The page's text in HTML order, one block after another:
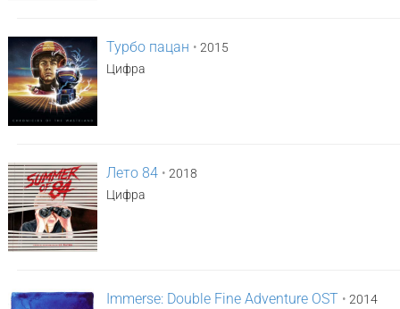
Турбо пацан • 2015
Цифра
Лето 84 • 2018
Цифра
Immerse: Double Fine Adventure OST • 2014